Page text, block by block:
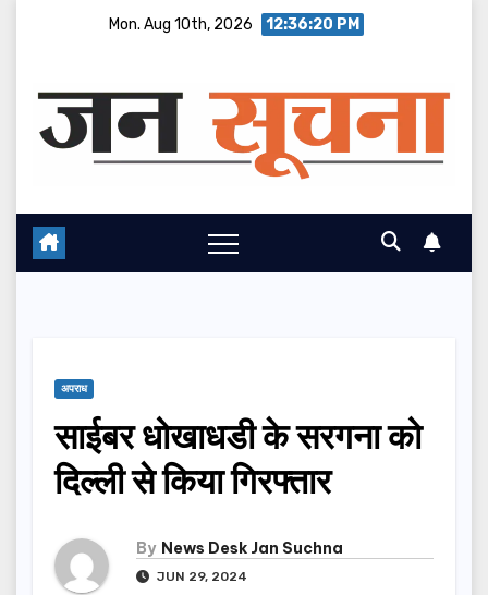
Mon. Aug 10th, 2026 12:36:20 PM
अपराध
साईबर धोखाधडी के सरगना को
दिल्ली से किया गिरफ्तार
By News Desk Jan Suchna
JUN 29, 2024